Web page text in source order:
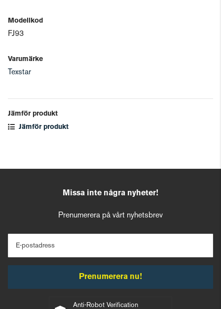
Modellkod
FJ93
Varumärke
Texstar
Jämför produkt
Jämför produkt
Missa inte några nyheter!
Prenumerera på vårt nyhetsbrev
E-postadress
Prenumerera nu!
Anti-Robot Verification